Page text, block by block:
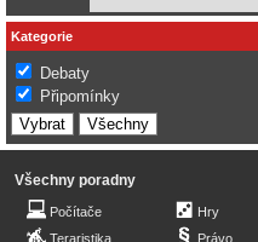
Kategorie
Debaty
Připomínky
Všechny poradny
Počítače
Teraristika
Hry
Právo